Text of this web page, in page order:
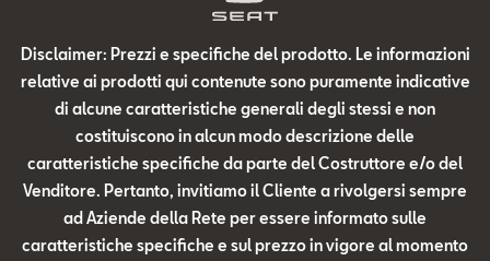
Disclaimer: Prezzi e specifiche del prodotto. Le informazioni
relative ai prodotti qui contenute sono puramente indicative
di alcune caratteristiche generali degli stessi e non
costituiscono in alcun modo descrizione delle
caratteristiche specifiche da parte del Costruttore e/o del
Venditore. Pertanto, invitiamo il Cliente a rivolgersi sempre
ad Aziende della Rete per essere informato sulle
caratteristiche specifiche e sul prezzo in vigore al momento